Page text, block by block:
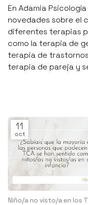
En Adamia
novedades sobre el
diferentes terapias
como la terapia de
terapia de
terapia de pareja y
11
oct
Niño/a no visto/a en los